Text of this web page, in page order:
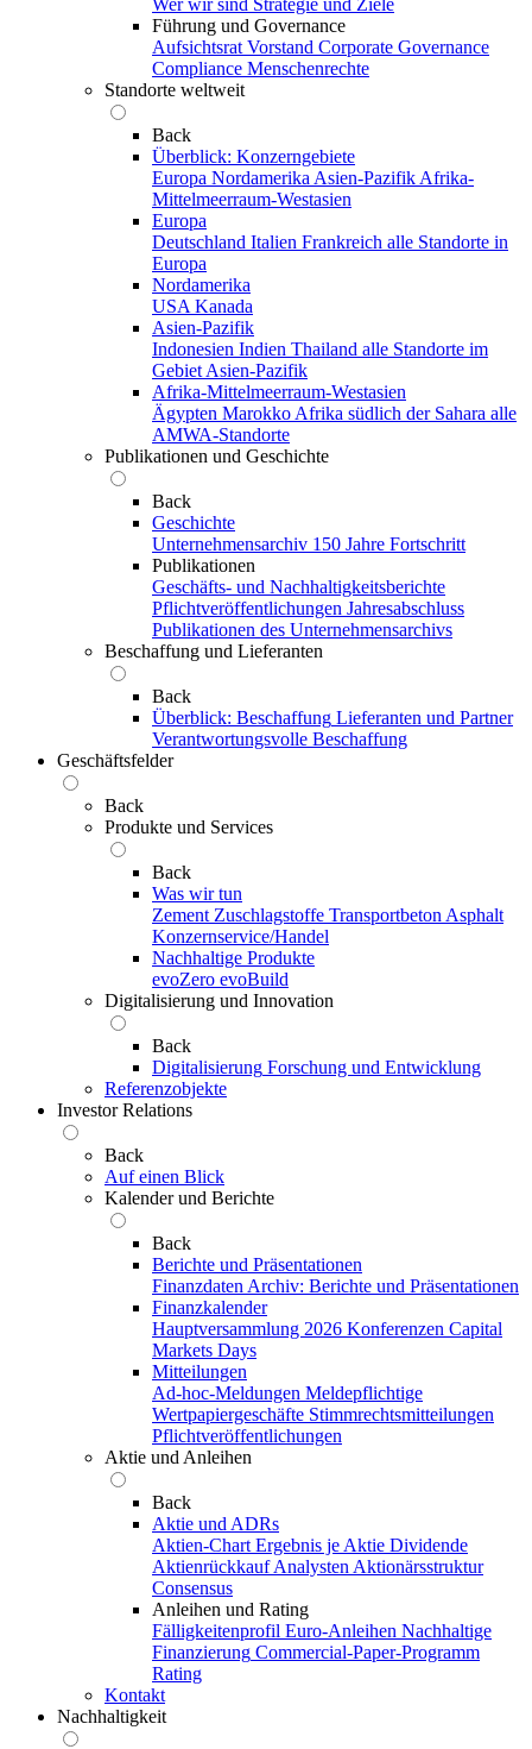
Führung und Governance
Aufsichtsrat Vorstand Corporate Governance
Compliance Menschenrechte
Standorte weltweit
Back
Überblick: Konzerngebiete
Europa Nordamerika Asien-Pazifik Afrika-
Mittelmeerraum-Westasien
Europa
Deutschland Italien Frankreich alle Standorte in
Europa
Nordamerika
USA Kanada
Asien-Pazifik
Indonesien Indien Thailand alle Standorte im
Gebiet Asien-Pazifik
Afrika-Mittelmeerraum-Westasien
Ägypten Marokko Afrika südlich der Sahara alle
AMWA-Standorte
Publikationen und Geschichte
Back
Geschichte
Unternehmensarchiv 150 Jahre Fortschritt
Publikationen
Geschäfts- und Nachhaltigkeitsberichte
Pflichtveröffentlichungen Jahresabschluss
Publikationen des Unternehmensarchivs
Beschaffung und Lieferanten
Back
Überblick: Beschaffung Lieferanten und Partner
Verantwortungsvolle Beschaffung
Geschäftsfelder
Back
Produkte und Services
Back
Was wir tun
Zement Zuschlagstoffe Transportbeton Asphalt
Konzernservice/Handel
Nachhaltige Produkte
evoZero evoBuild
Digitalisierung und Innovation
Back
Digitalisierung Forschung und Entwicklung
Referenzobjekte
Investor Relations
Back
Auf einen Blick
Kalender und Berichte
Back
Berichte und Präsentationen
Finanzdaten Archiv: Berichte und Präsentationen
Finanzkalender
Hauptversammlung 2026 Konferenzen Capital
Markets Days
Mitteilungen
Ad-hoc-Meldungen Meldepflichtige
Wertpapiergeschäfte Stimmrechtsmitteilungen
Pflichtveröffentlichungen
Aktie und Anleihen
Back
Aktie und ADRs
Aktien-Chart Ergebnis je Aktie Dividende
Aktienrückkauf Analysten Aktionärsstruktur
Consensus
Anleihen und Rating
Fälligkeitenprofil Euro-Anleihen Nachhaltige
Finanzierung Commercial-Paper-Programm
Rating
Kontakt
Nachhaltigkeit